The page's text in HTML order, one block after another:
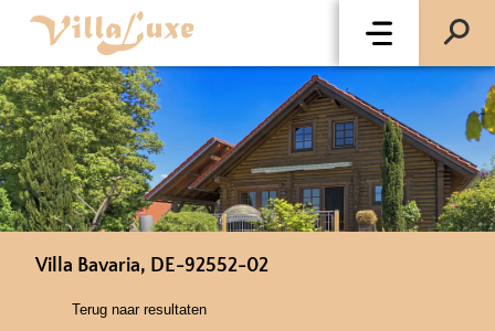
Villa Bavaria, DE-92552-02
Terug naar resultaten